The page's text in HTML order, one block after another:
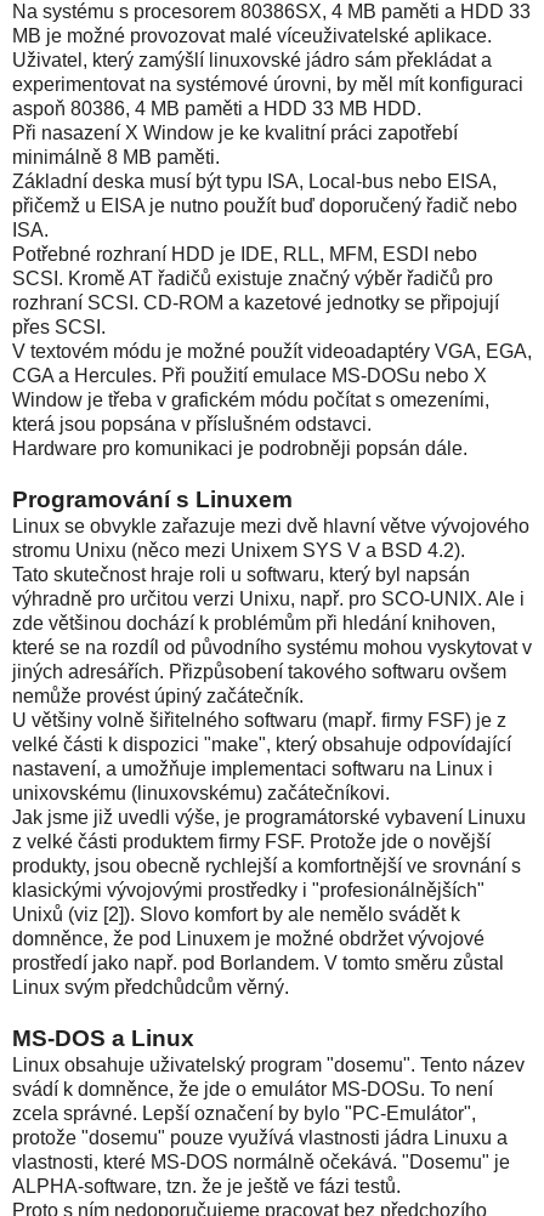
Na systému s procesorem 80386SX, 4 MB paměti a HDD 33
MB je možné provozovat malé víceuživatelské aplikace.
Uživatel, který zamýšlí linuxovské jádro sám překládat a
experimentovat na systémové úrovni, by měl mít konfiguraci
aspoň 80386, 4 MB paměti a HDD 33 MB HDD.
Při nasazení X Window je ke kvalitní práci zapotřebí
minimálně 8 MB paměti.
Základní deska musí být typu ISA, Local-bus nebo EISA,
přičemž u EISA je nutno použít buď doporučený řadič nebo
ISA.
Potřebné rozhraní HDD je IDE, RLL, MFM, ESDI nebo
SCSI. Kromě AT řadičů existuje značný výběr řadičů pro
rozhraní SCSI. CD-ROM a kazetové jednotky se připojují
přes SCSI.
V textovém módu je možné použít videoadaptéry VGA, EGA,
CGA a Hercules. Při použití emulace MS-DOSu nebo X
Window je třeba v grafickém módu počítat s omezeními,
která jsou popsána v příslušném odstavci.
Hardware pro komunikaci je podrobněji popsán dále.
Programování s Linuxem
Linux se obvykle zařazuje mezi dvě hlavní větve vývojového
stromu Unixu (něco mezi Unixem SYS V a BSD 4.2).
Tato skutečnost hraje roli u softwaru, který byl napsán
výhradně pro určitou verzi Unixu, např. pro SCO-UNIX. Ale i
zde většinou dochází k problémům při hledání knihoven,
které se na rozdíl od původního systému mohou vyskytovat v
jiných adresářích. Přizpůsobení takového softwaru ovšem
nemůže provést úpiný začátečník.
U většiny volně šiřitelného softwaru (mapř. firmy FSF) je z
velké části k dispozici "make", který obsahuje odpovídající
nastavení, a umožňuje implementaci softwaru na Linux i
unixovskému (linuxovskému) začátečníkovi.
Jak jsme již uvedli výše, je programátorské vybavení Linuxu
z velké části produktem firmy FSF. Protože jde o novější
produkty, jsou obecně rychlejší a komfortnější ve srovnání s
klasickými vývojovými prostředky i "profesionálnějších"
Unixů (viz [2]). Slovo komfort by ale nemělo svádět k
domněnce, že pod Linuxem je možné obdržet vývojové
prostředí jako např. pod Borlandem. V tomto směru zůstal
Linux svým předchůdcům věrný.
MS-DOS a Linux
Linux obsahuje uživatelský program "dosemu". Tento název
svádí k domněnce, že jde o emulátor MS-DOSu. To není
zcela správné. Lepší označení by bylo "PC-Emulátor",
protože "dosemu" pouze využívá vlastnosti jádra Linuxu a
vlastnosti, které MS-DOS normálně očekává. "Dosemu" je
ALPHA-software, tzn. že je ještě ve fázi testů.
Proto s ním nedoporučujeme pracovat bez předchozího